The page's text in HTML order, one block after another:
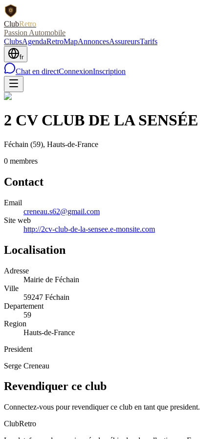
ClubRetro
Passion Automobile
ClubsAgendaRetroMapAnnoncesAssureursTarifs
fr
Chat en directConnexionInscription
2 CV CLUB DE LA SENSÉE
Féchain (59), Hauts-de-France
0 membres
Contact
Email
creneau.s62@gmail.com
Site web
http://2cv-club-de-la-sensee.e-monsite.com
Localisation
Adresse
Mairie de Féchain
Ville
59247 Féchain
Departement
59
Region
Hauts-de-France
President
Serge Creneau
Revendiquer ce club
Connectez-vous pour revendiquer ce club en tant que president.
ClubRetro